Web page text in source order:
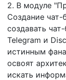
2. В модуле
Создание чат-
создавать
Telegram и
истинным
освоят
искать